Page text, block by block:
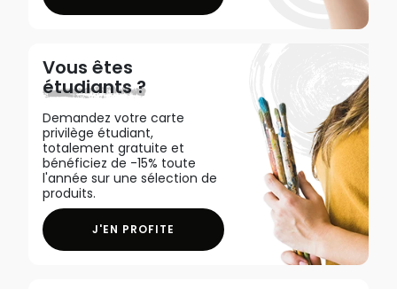
Vous êtes
étudiants ?
Demandez votre carte
privilège étudiant,
totalement gratuite et
bénéficiez de -15% toute
l'année sur une sélection de
produits.
J'EN PROFITE